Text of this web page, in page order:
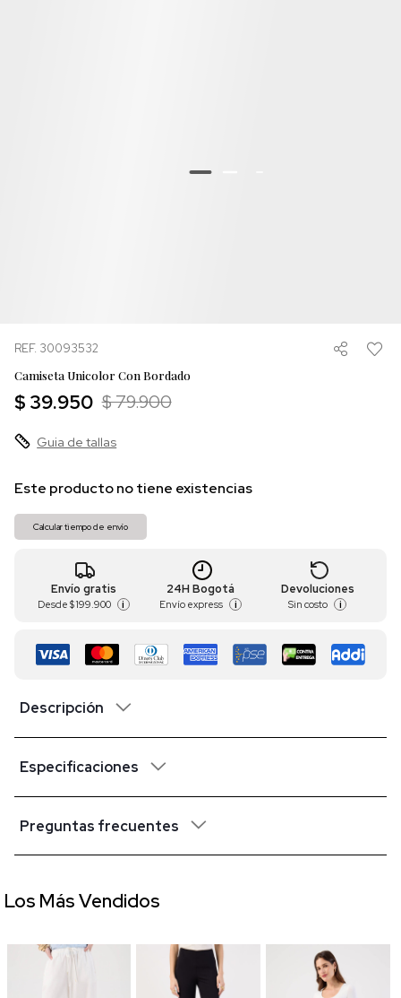
REF. 30093532
Camiseta Unicolor Con Bordado
$ 39.950 $ 79.900
Guia de tallas
Este producto no tiene existencias
Calcular tiempo de envío
Envío gratis
Desde $ 199.900 i
24H Bogotá
Envío express i
Devoluciones
Sin costo i
Descripción
Especificaciones
Preguntas frecuentes
Los Más Vendidos